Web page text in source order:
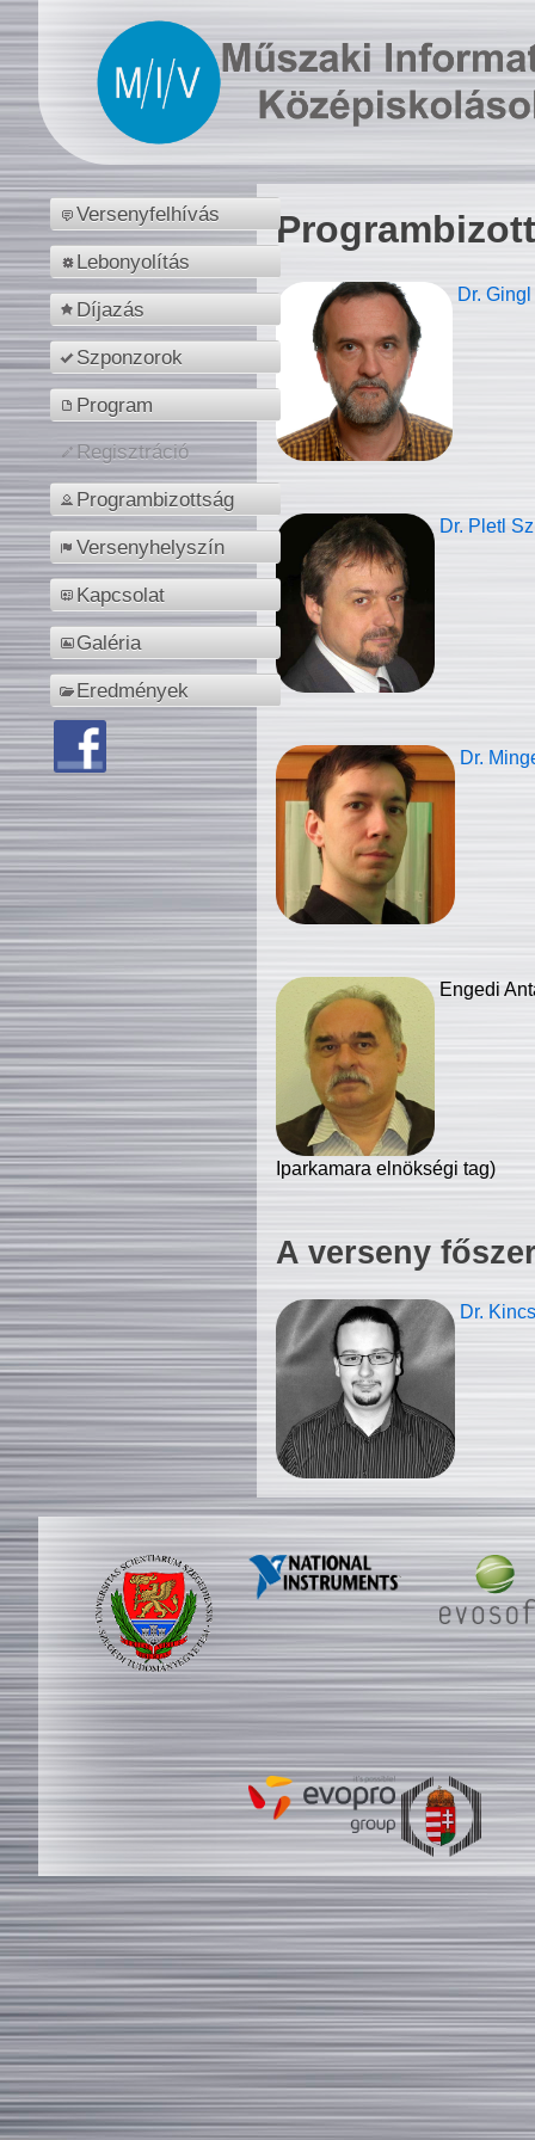
Versenyfelhívás
Lebonyolítás
Díjazás
Szponzorok
Program
Regisztráció
Programbizottság
Versenyhelyszín
Kapcsolat
Galéria
Eredmények
Dr.
Dr. Pletl
Dr.
Engedi
Iparkamara elnökségi tag)
A verseny
Dr.